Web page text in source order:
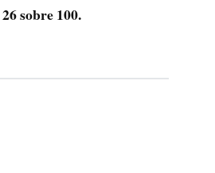
26sobre 100.